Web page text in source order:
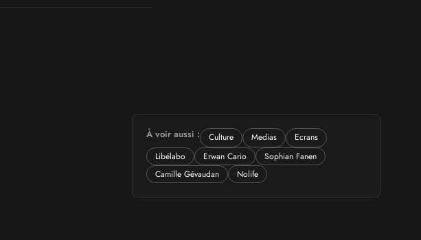
À voir aussi : Culture Medias
Ecrans
Libélabo
Erwan Cario
Sophian Fanen
Camille Gévaudan
Nolife